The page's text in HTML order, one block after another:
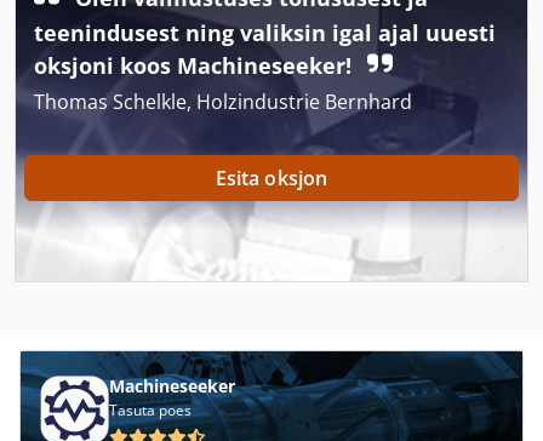
Auerbach
Avalon
Avia
Avk
Avm Mas 165 S
Excetek
Gack
teenindusest ning valiksin igal ajal uuesti
oksjoni koos Machineseeker!
Thomas Schelkle, Holzindustrie Bernhard
Esita oksjon
Machineseeker
Tasuta poes